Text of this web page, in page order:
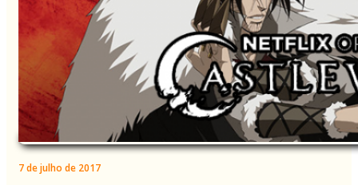
7 de julho de 2017